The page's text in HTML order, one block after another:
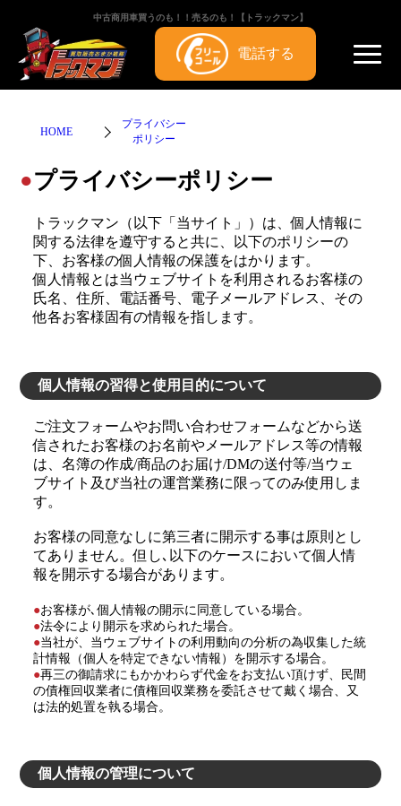
中古商用車買うのも！！売るのも！【トラックマン】
電話する
HOME
プライバシー
ポリシー
●プライバシーポリシー
トラックマン（以下「当サイト」）は、個人情報に
関する法律を遵守すると共に、以下のポリシーの
下、お客様の個人情報の保護をはかります。
個人情報とは当ウェブサイトを利用されるお客様の
氏名、住所、電話番号、電子メールアドレス、その
他各お客様固有の情報を指します。
個人情報の習得と使用目的について
ご注文フォームやお問い合わせフォームなどから送
信されたお客様のお名前やメールアドレス等の情報
は、名簿の作成/商品のお届け/DMの送付等/当ウェ
ブサイト及び当社の運営業務に限ってのみ使用しま
す。
お客様の同意なしに第三者に開示する事は原則とし
てありません。但し､以下のケースにおいて個人情
報を開示する場合があります。
●お客様が､個人情報の開示に同意している場合。
●法令により開示を求められた場合。
●当社が、当ウェブサイトの利用動向の分析の為収集した統
計情報（個人を特定できない情報）を開示する場合。
●再三の御請求にもかかわらず代金をお支払い頂けず、民間
の債権回収業者に債権回収業務を委託させて戴く場合、又
は法的処置を執る場合。
個人情報の管理について